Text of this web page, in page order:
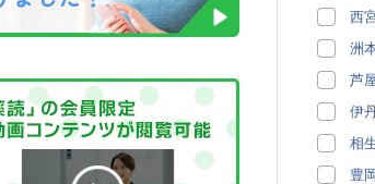
西
洲
芦
伊
相
豊